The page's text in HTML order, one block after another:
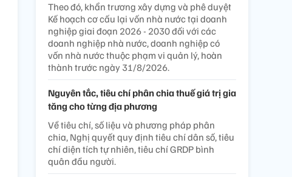
Theo đó, khẩn trương xây dựng và phê duyệt
Kế hoạch cơ cấu lại vốn nhà nước tại doanh
nghiệp giai đoạn 2026 - 2030 đối với các
doanh nghiệp nhà nước, doanh nghiệp có
vốn nhà nước thuộc phạm vi quản lý, hoàn
thành trước ngày 31/8/2026.
Nguyên tắc, tiêu chí phân chia thuế giá trị gia
tăng cho từng địa phương
Về tiêu chí, số liệu và phương pháp phân
chia, Nghị quyết quy định tiêu chí dân số, tiêu
chí diện tích tự nhiên, tiêu chí GRDP bình
quân đầu người.